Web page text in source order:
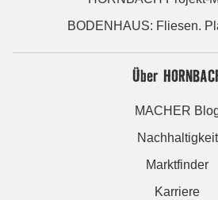
BODENHAUS: Fliesen.
Über
MACHER
Nachhaltigkeit
Marktfinder
Karriere